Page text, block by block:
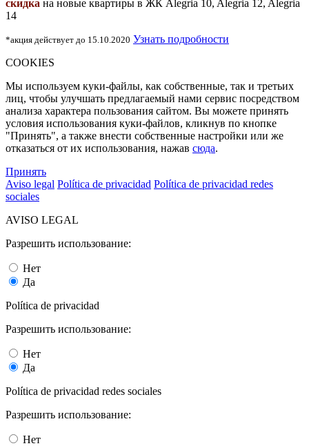
скидка на новые квартиры в ЖК Alegria 10, Alegria 12, Alegria
14
*акция действует до 15.10.2020 Узнать подробности
COOKIES
Мы используем куки-файлы, как собственные, так и третьих
лиц, чтобы улучшать предлагаемый нами сервис посредством
анализа характера пользования сайтом. Вы можете принять
условия использования куки-файлов, кликнув по кнопке
"Принять", а также внести собственные настройки или же
отказаться от их использования, нажав сюда.
Принять
Aviso legal Política de privacidad Política de privacidad redes
sociales
AVISO LEGAL
Разрешить использование:
Нет
Да
Política de privacidad
Разрешить использование:
Нет
Да
Política de privacidad redes sociales
Разрешить использование:
Нет